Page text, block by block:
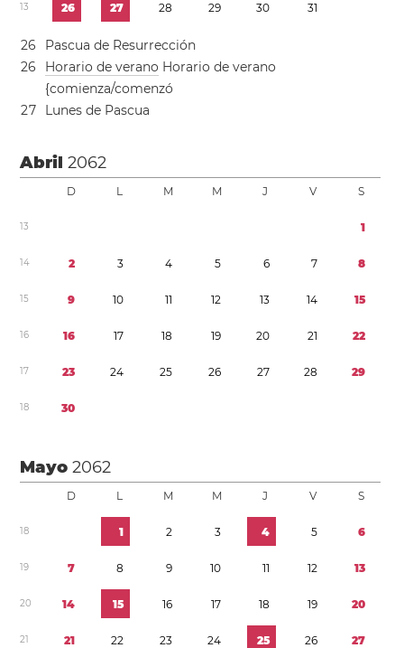
13 26 27 28 29 30 31
26
Pascua de Resurrección
26 Horario de verano Horario de verano
{comienza/comenzó
27 Lunes de Pascua
Abril2062
D L M M J V S
13 1
14 2 3 4 5 6 7 8
15 9 10 11 12 13 14 15
16 16 17 18 19 20 21 22
17 23 24 25 26 27 28 29
18 30
Mayo2062
D L M M J V S
18 1 2 3 4 5 6
19 7 8 9 10 11 12 13
20 14 15 16 17 18 19 20
21 21 22 23 24 25 26 27